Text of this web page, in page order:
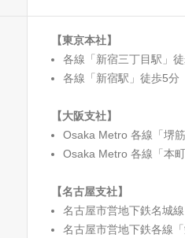
【東京本社】
各線「新宿三丁目駅」
各線「新宿駅」徒歩5分
【大阪支社】
Osaka Metro 各線「堺
Osaka Metro 各線「本
【名古屋支社】
名古屋市営地下鉄名城
名古屋市営地下鉄各線